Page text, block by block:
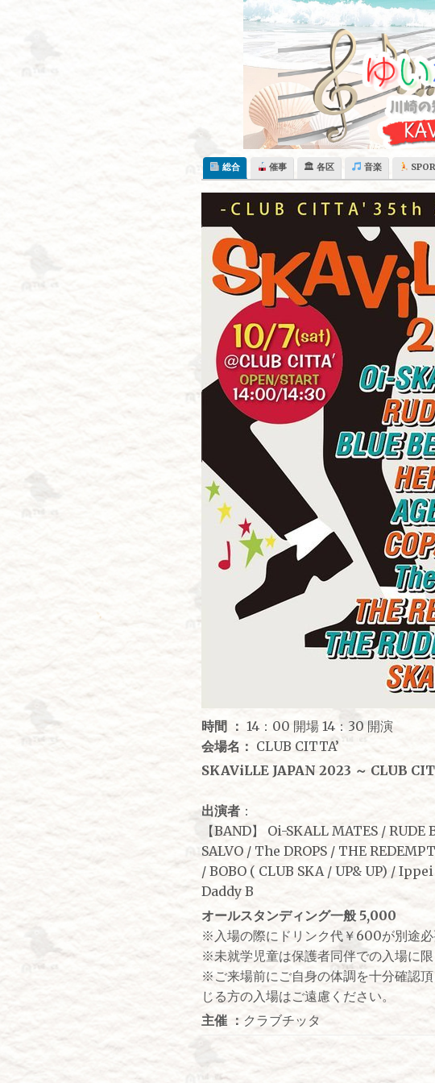
総合 催事 🏛 各区 音楽
時間 ： 14：00 開場 14：30 開演
会場名： CLUB CITTA’
SKAViLLE JAPAN 2023 ～ CLUB
出演者 ：
【BAND】 Oi-SKALL MATES / RUDE
SALVO / The DROPS / THE
/ BOBO ( CLUB SKA / UP& UP) /
Daddy B
オールスタンディング一般 5,000
※入場の際にドリンク代￥600が別途必
※未就学児童は保護者同伴での入場に
※ご来場前にご自身の体調を十分確認
じる方の入場はご遠慮ください。
主催 ： クラブチッタ